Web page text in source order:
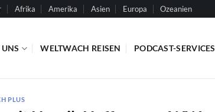
Afrika Amerika Asien Europa Ozeanien
UNS WELTWACH REISEN PODCAST-SERVICES
PLUS